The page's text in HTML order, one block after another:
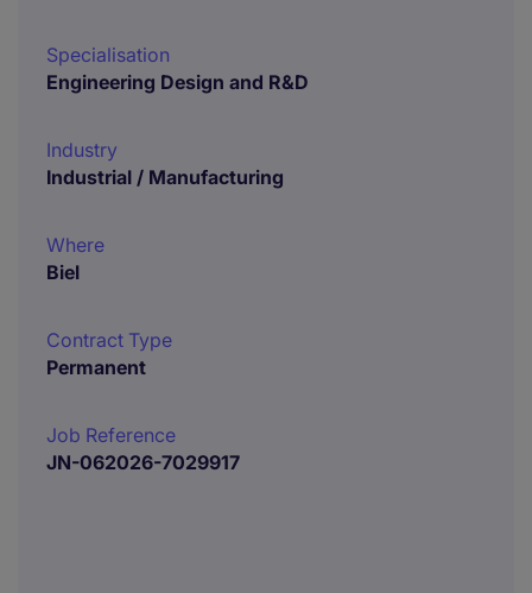
Specialisation
Engineering Design and R&D
Industry
Industrial / Manufacturing
Where
Biel
Contract Type
Permanent
Job Reference
JN-062026-7029917